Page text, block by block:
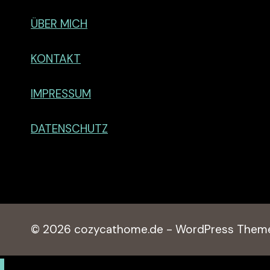
ÜBER MICH
KONTAKT
IMPRESSUM
DATENSCHUTZ
© 2026 cozycathome.de - WordPress